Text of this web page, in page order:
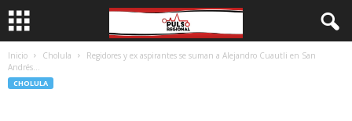
Inicio Cholula
Regidores y ex aspirantes se suman a Alejandro Cuautli en San
Andrés...
CHOLULA